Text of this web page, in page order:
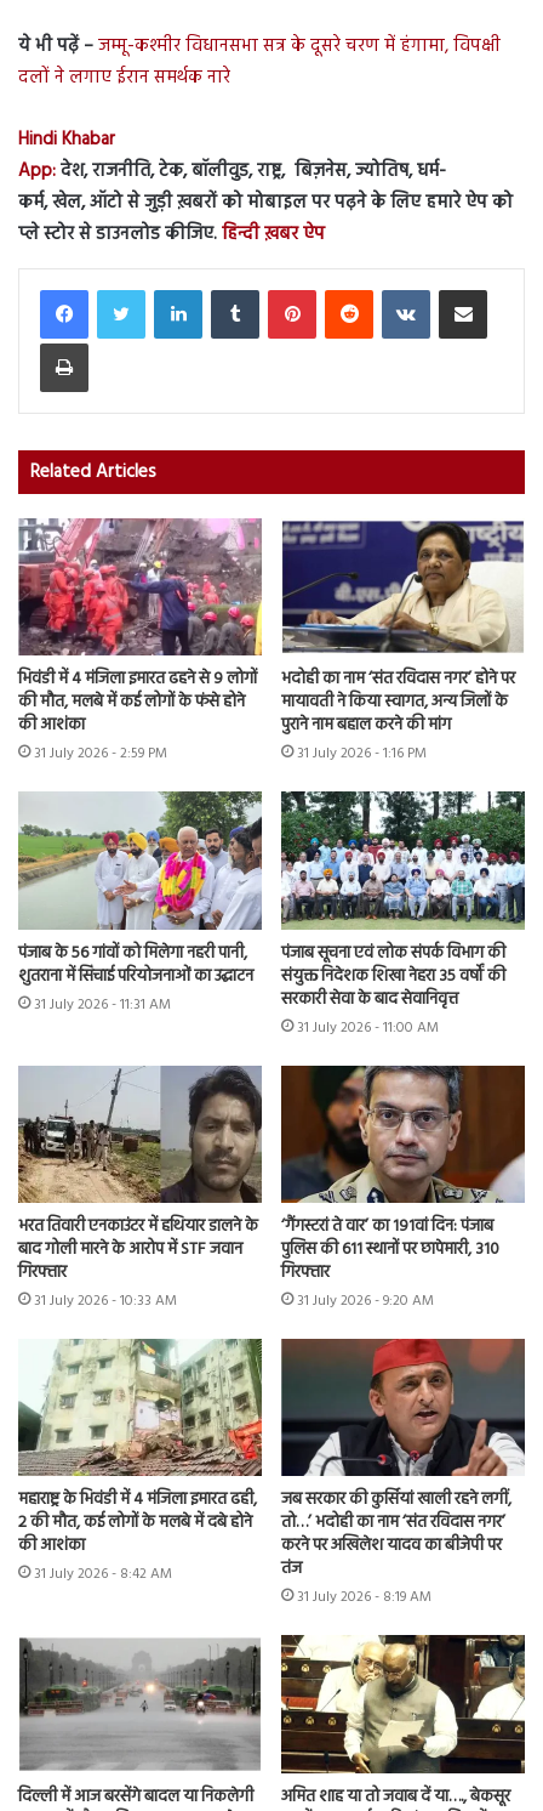
ये भी पढ़ें –जम्मू-कश्मीर विधानसभा सत्र के दूसरे चरण में हंगामा, विपक्षी
दलों ने लगाए ईरान समर्थक नारे
Hindi Khabar
App:देश, राजनीति, टेक, बॉलीवुड, राष्ट्र, बिज़नेस, ज्योतिष, धर्म-
कर्म, खेल, ऑटो से जुड़ी ख़बरों को मोबाइल पर पढ़ने के लिए हमारे ऐप को
प्ले स्टोर से डाउनलोड कीजिए.हिन्दी ख़बर ऐप
LinkedInTumblr PinterestReddit VKontakteShare via Email
Print
Related Articles
भिवंडी में 4 मंजिला इमारत ढहने से 9 लोगों
की मौत, मलबे में कई लोगों के फंसे होने
की आशंका
31 July 2026 - 2:59 PM
भदोही का नाम ‘संत रविदास नगर’ होने पर
मायावती ने किया स्वागत, अन्य जिलों के
पुराने नाम बहाल करने की मांग
31 July 2026 - 1:16 PM
पंजाब के 56 गांवों को मिलेगा नहरी पानी,
शुतराना में सिंचाई परियोजनाओं का उद्घाटन
31 July 2026 - 11:31 AM
पंजाब सूचना एवं लोक संपर्क विभाग की
संयुक्त निदेशक शिखा नेहरा 35 वर्षों की
सरकारी सेवा के बाद सेवानिवृत्त
31 July 2026 - 11:00 AM
भरत तिवारी एनकाउंटर में हथियार डालने के
बाद गोली मारने के आरोप में STF जवान
गिरफ्तार
31 July 2026 - 10:33 AM
‘गैंगस्टरां ते वार’ का 191वां दिन: पंजाब
पुलिस की 611 स्थानों पर छापेमारी, 310
गिरफ्तार
31 July 2026 - 9:20 AM
महाराष्ट्र के भिवंडी में 4 मंजिला इमारत ढही,
2 की मौत, कई लोगों के मलबे में दबे होने
की आशंका
31 July 2026 - 8:42 AM
जब सरकार की कुर्सियां खाली रहने लगीं,
तो…’ भदोही का नाम ‘संत रविदास नगर’
करने पर अखिलेश यादव का बीजेपी पर
तंज
31 July 2026 - 8:19 AM
दिल्ली में आज बरसेंगे बादल या निकलेगी
अमित शाह या तो जवाब दें या…., बेकसूर